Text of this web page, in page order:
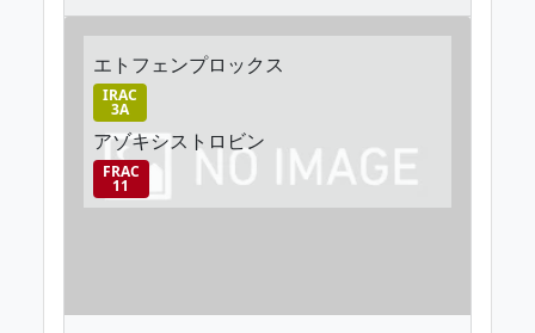
エトフェンプロックス
IRAC
3A
アゾキシストロビン
FRAC
11